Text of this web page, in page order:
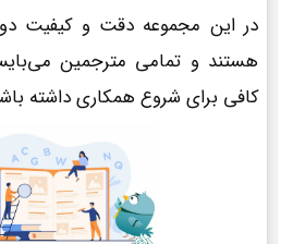
در این مجموعه دقت و کیفیت دو
هستند و تمامی مترجمین
کافی برای شروع همکاری داشته